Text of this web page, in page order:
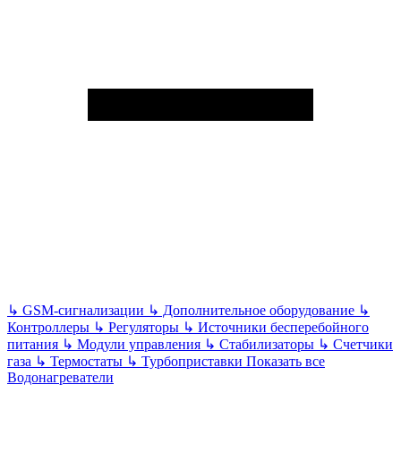
↳ GSM-сигнализации ↳ Дополнительное оборудование ↳
Контроллеры ↳ Регуляторы ↳ Источники бесперебойного
питания ↳ Модули управления ↳ Стабилизаторы ↳ Счетчики
газа ↳ Термостаты ↳ Турбоприставки Показать все
Водонагреватели